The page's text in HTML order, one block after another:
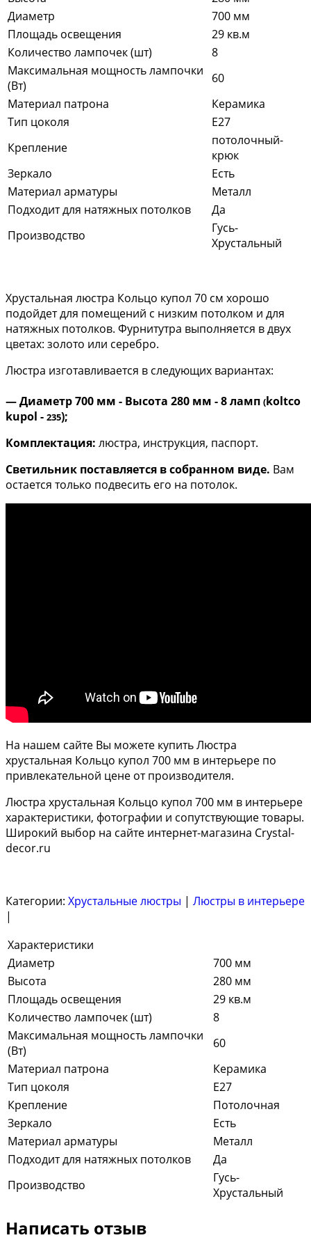
Диаметр
700 мм
Площадь освещения
29 кв.м
Количество лампочек (шт)
8
Максимальная мощность лампочки
(Вт)
60
Материал патрона
Керамика
Тип цоколя
E27
Крепление
потолочный-
крюк
Зеркало
Есть
Материал арматуры
Металл
Подходит для натяжных потолков
Да
Производство
Гусь-
Хрустальный
Хрустальная люстра Кольцо купол 70 см хорошо
подойдет для помещений с низким потолком и для
натяжных потолков. Фурнитутра выполняется в двух
цветах: золото или серебро.
Люстра изготавливается в следующих вариантах:
— Диаметр 700 мм - Высота 280 мм - 8 ламп (koltco
kupol - 235);
Комплектация: люстра, инструкция, паспорт.
Светильник поставляется в собранном виде. Вам
остается только подвесить его на потолок.
На нашем сайте Вы можете купить Люстра
хрустальная Кольцо купол 700 мм в интерьере по
привлекательной цене от производителя.
Люстра хрустальная Кольцо купол 700 мм в интерьере
характеристики, фотографии и сопутствующие товары.
Широкий выбор на сайте интернет-магазина Crystal-
decor.ru
Категории: Хрустальные люстры | Люстры в интерьере
|
Характеристики
Диаметр
700 мм
Высота
280 мм
Площадь освещения
29 кв.м
Количество лампочек (шт)
8
Максимальная мощность лампочки
(Вт)
60
Материал патрона
Керамика
Тип цоколя
E27
Крепление
Потолочная
Зеркало
Есть
Материал арматуры
Металл
Подходит для натяжных потолков
Да
Производство
Гусь-
Хрустальный
Написать отзыв